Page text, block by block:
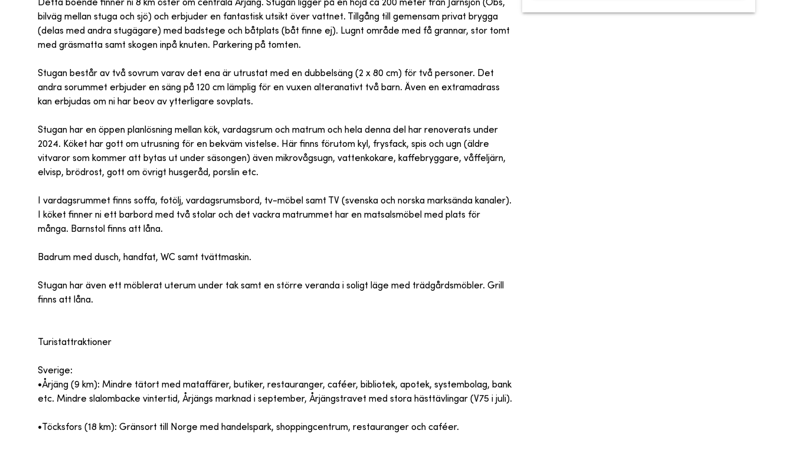
Detta boende finner ni 8 km öster om centrala Årjäng. Stugan ligger på en höjd ca 200 meter från Järnsjön (Obs,
bilväg mellan stuga och sjö) och erbjuder en fantastisk utsikt över vattnet. Tillgång till gemensam privat brygga
(delas med andra stugägare) med badstege och båtplats (båt finne ej). Lugnt område med få grannar, stor tomt
med gräsmatta samt skogen inpå knuten. Parkering på tomten.
Stugan består av två sovrum varav det ena är utrustat med en dubbelsäng (2 x 80 cm) för två personer. Det
andra sorummet erbjuder en säng på 120 cm lämplig för en vuxen alteranativt två barn. Även en extramadrass
kan erbjudas om ni har beov av ytterligare sovplats.
Stugan har en öppen planlösning mellan kök, vardagsrum och matrum och hela denna del har renoverats under
2024. Köket har gott om utrusning för en bekväm vistelse. Här finns förutom kyl, frysfack, spis och ugn (äldre
vitvaror som kommer att bytas ut under säsongen) även mikrovågsugn, vattenkokare, kaffebryggare, våffeljärn,
elvisp, brödrost, gott om övrigt husgeråd, porslin etc.
I vardagsrummet finns soffa, fotölj, vardagsrumsbord, tv-möbel samt TV (svenska och norska marksända kanaler).
I köket finner ni ett barbord med två stolar och det vackra matrummet har en matsalsmöbel med plats för
många. Barnstol finns att låna.
Badrum med dusch, handfat, WC samt tvättmaskin.
Stugan har även ett möblerat uterum under tak samt en större veranda i soligt läge med trädgårdsmöbler. Grill
finns att låna.
Turistattraktioner
Sverige:
•Årjäng (9 km): Mindre tätort med mataffärer, butiker, restauranger, caféer, bibliotek, apotek, systembolag, bank
etc. Mindre slalombacke vintertid, Årjängs marknad i september, Årjängstravet med stora hästtävlingar (V75 i juli).
•Töcksfors (18 km): Gränsort till Norge med handelspark, shoppingcentrum, restauranger och caféer.